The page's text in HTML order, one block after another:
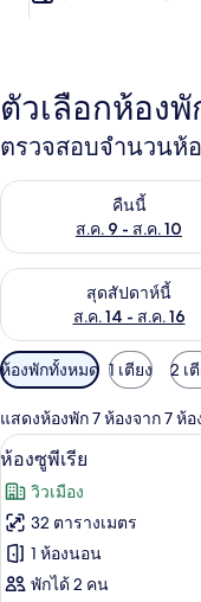
ตัวเลือกห้องพั
ตรวจสอบจำนวนห้
คืนนี้
ส.ค. 9 - ส.ค. 10
ตรวจสอบจำนวนห้องพัก
สุดสัปดาห์นี้
ส.ค. 14 - ส.ค. 16
ตรวจสอบจำนวนห้องพัก
ตัว
กรอง
ที่
มี
ให้
สำหรับ
ห้อง
พัก
ห้องพักทั้งหมด 1 เตียง 2 เ
แสดงห้องพัก 7 ห้องจาก 7 ห้อ
เปิด
ภาพถ่าย
ทั้งหมด
ของ
ห้อง
14
ห้องซูพีเรีย
วิวเมือง
32 ตารางเมตร
1 ห้องนอน
พักได้ 2 คน